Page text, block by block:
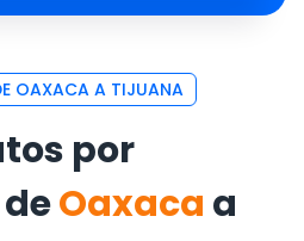
OAXACA A TIJUANA
por
Oaxaca a